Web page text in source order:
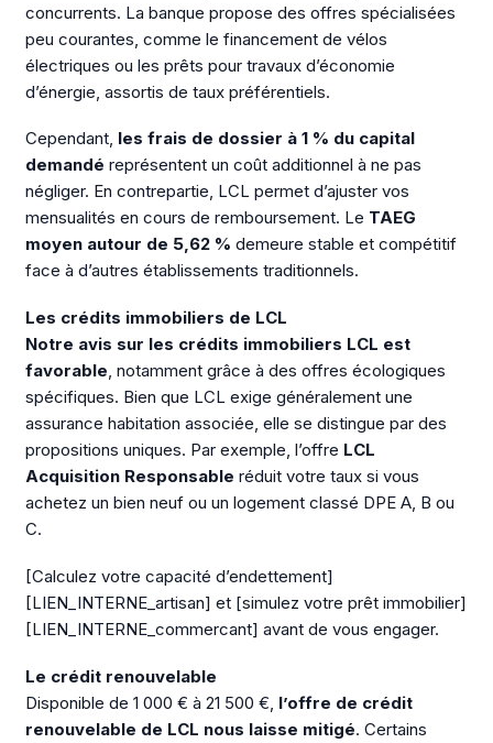
concurrents. La banque propose des offres spécialisées
peu courantes, comme le financement de vélos
électriques ou les prêts pour travaux d’économie
d’énergie, assortis de taux préférentiels.
Cependant, les frais de dossier à 1 % du capital
demandé représentent un coût additionnel à ne pas
négliger. En contrepartie, LCL permet d’ajuster vos
mensualités en cours de remboursement. Le TAEG
moyen autour de 5,62 % demeure stable et compétitif
face à d’autres établissements traditionnels.
Les crédits immobiliers de LCL
Notre avis sur les crédits immobiliers LCL est
favorable, notamment grâce à des offres écologiques
spécifiques. Bien que LCL exige généralement une
assurance habitation associée, elle se distingue par des
propositions uniques. Par exemple, l’offre LCL
Acquisition Responsable réduit votre taux si vous
achetez un bien neuf ou un logement classé DPE A, B ou
C.
[Calculez votre capacité d’endettement]
[LIEN_INTERNE_artisan] et [simulez votre prêt immobilier]
[LIEN_INTERNE_commercant] avant de vous engager.
Le crédit renouvelable
Disponible de 1 000 € à 21 500 €, l’offre de crédit
renouvelable de LCL nous laisse mitigé. Certains